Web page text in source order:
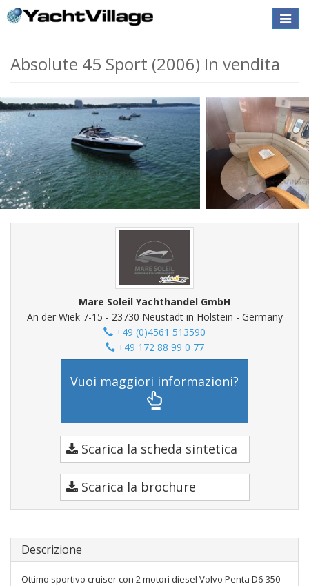
Toggle
Absolute 45 Sport (2006) In vendita
Mare Soleil Yachthandel GmbH
An der Wiek 7-15 - 23730 Neustadt in Holstein - Germany
+49 (0)4561 513590
+49 172 88 99 0 77
Vuoi maggiori informazioni?
Scarica la scheda sintetica
Scarica la brochure
Descrizione
Ottimo sportivo cruiser con 2 motori diesel Volvo Penta D6-350